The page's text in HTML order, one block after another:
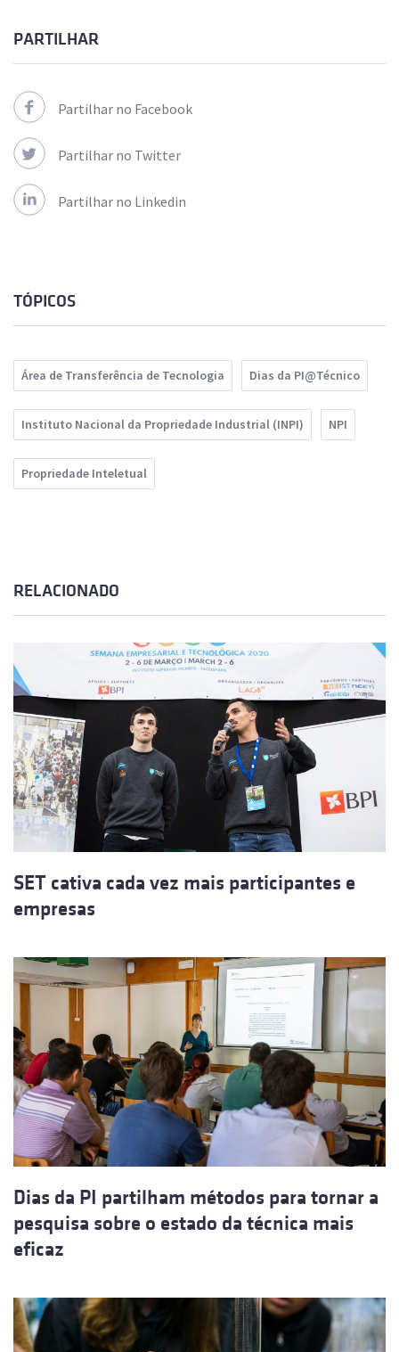
PARTILHAR
Partilhar no Facebook
Partilhar no Twitter
Partilhar no Linkedin
TÓPICOS
Área de Transferência de Tecnologia Dias da PI@Técnico
Instituto Nacional da Propriedade Industrial (INPI) NPI
Propriedade Inteletual
RELACIONADO
SET cativa cada vez mais participantes e
empresas
Dias da PI partilham métodos para tornar a
pesquisa sobre o estado da técnica mais
eficaz